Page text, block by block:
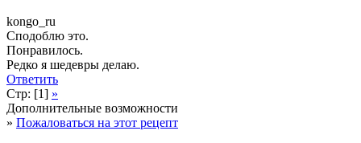
kongo_ru
Сподоблю это.
Понравилось.
Редко я шедевры делаю.
Ответить
Стр: [1] »
Дополнительные возможности
» Пожаловаться на этот рецепт